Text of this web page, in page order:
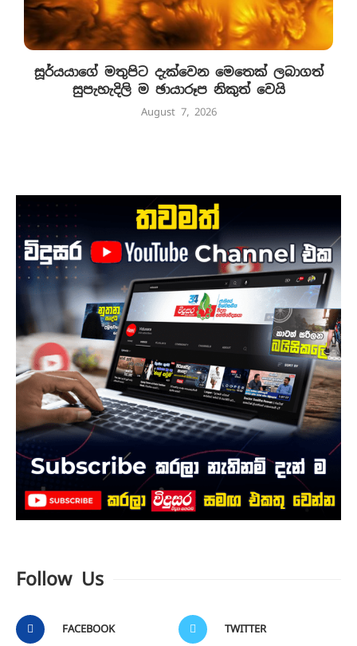
සූර්යයාගේ මතුපිට දැක්වෙන මෙතෙක් ලබාගත්
සුපැහැදිලි ම ඡායාරූප නිකුත් වෙයි
August 7, 2026
Follow Us
FACEBOOK TWITTER